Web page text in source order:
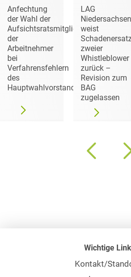
Anfechtung
der Wahl der
Aufsichtsratsmitglieder
der
Arbeitnehmer
bei
Verfahrensfehlern
des
Hauptwahlvorstands
LAG
Niedersachsen
weist
zweier
Whistleblower
zurück –
Revision zum
BAG
zugelassen
Wichtige
Kontakt/